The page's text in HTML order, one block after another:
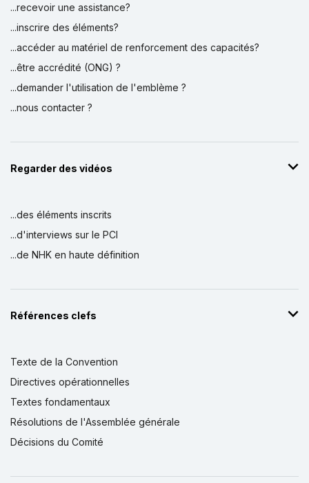
...recevoir une assistance?
...inscrire des éléments?
...accéder au matériel de renforcement des capacités?
...être accrédité (ONG) ?
...demander l'utilisation de l'emblème ?
...nous contacter ?
Regarder des vidéos
...des éléments inscrits
...d'interviews sur le PCI
...de NHK en haute définition
Références clefs
Texte de la Convention
Directives opérationnelles
Textes fondamentaux
Résolutions de l'Assemblée générale
Décisions du Comité